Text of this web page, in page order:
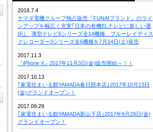
2018.7.4
ヤマダ電機グループ独占販売『FUNAIブランド』のライ
ンアップを幅広く充実｢日本の有機ELテレビに新しい選
択｣、薄型テレビ6シリーズ全14機種、ブルーレイディス
クレコーダー3シリーズ全6機種を7月14日(土)発売
2017.11.3
『iPhone X』2017年11月3日(金)販売開始～！！
2017.10.13
｢家電住まいる館YAMADA春日部本店｣2017年10月13日
(金)グランドオープン！
2017.09.29
｢家電住まいる館YAMADA新山下店｣2017年9月29日(金)
グランドオープン！